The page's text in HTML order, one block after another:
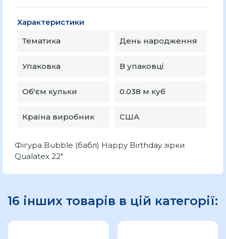
Характеристики
Тематика
День народження
Упаковка В упаковці
Об'єм кульки 0.038 м куб
Країна виробник США
Фігура Bubble (бабл) Happy Birthday зірки
Qualatex 22"
16 інших товарів в цій категорії: